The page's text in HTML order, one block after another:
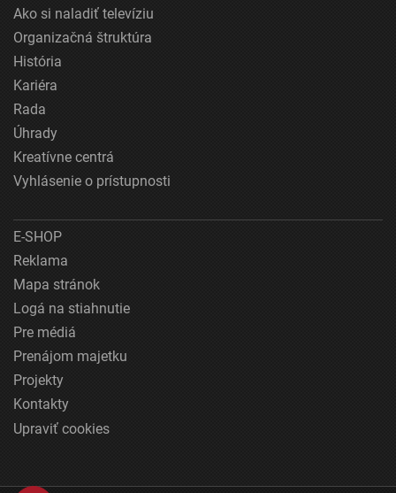
Ako si naladiť televíziu
Organizačná štruktúra
História
Kariéra
Rada
Úhrady
Kreatívne centrá
Vyhlásenie o prístupnosti
E-SHOP
Reklama
Mapa stránok
Logá na stiahnutie
Pre médiá
Prenájom majetku
Projekty
Kontakty
Upraviť cookies